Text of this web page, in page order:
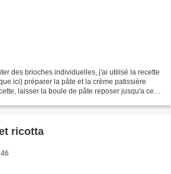
des brioches individuelles, j'ai utilisé la recette
ici) préparer la pâte et la crème patissière
laisser la boule de pâte reposer jusqu'a ce
ricotta